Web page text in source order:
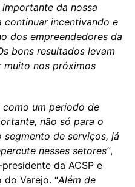
da nossa
continuar incentivando e
dos empreendedores da
bons resultados levam
muito nos próximos
como um período de
não só para o
segmento de serviços, já
nesses setores”,
da ACSP e
Varejo. “Além de